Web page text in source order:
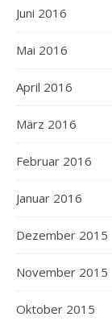
Juni 2016
Mai 2016
April 2016
März 2016
Februar 2016
Januar 2016
Dezember 2015
November 2015
Oktober 2015